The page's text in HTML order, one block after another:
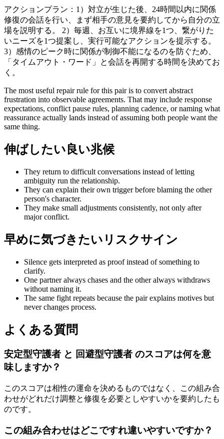
アクションプラン：1）対立が生じた後、24時間以内に関係
修復の会話を行い、まず相手の意見を要約してから自分の立
場を説明する。 2）毎週、お互いに境界線を1つ、繋がりた
いニーズを1つ提案し、実行可能なアクションを提示する。
3）感情のピーク時に関係が制御不能になるのを防ぐため、
「タイムアウト・ワード」と会話を再開する時間を決めてお
く。
The most useful repair rule for this pair is to convert abstract
frustration into observable agreements. That may include response
expectations, conflict pause rules, planning cadence, or naming what
reassurance actually lands instead of assuming both people want the
same thing.
伸ばしたい良い兆候
They return to difficult conversations instead of letting
ambiguity run the relationship.
They can explain their own trigger before blaming the other
person's character.
They make small adjustments consistently, not only after
major conflict.
早めに気づきたいリスクサイン
Silence gets interpreted as proof instead of something to
clarify.
One partner always chases and the other always withdraws
without naming it.
The same fight repeats because the pair explains motives but
never changes process.
よくある質問
安定型守護者 と 回避型守護者 のスコアは何を意
味しますか？
このスコアは相性の運命を決めるものではなく、この組み合
わせがどれだけ調整と修復を必要としやすいかを要約したも
のです。
この組み合わせはどこですれ違いやすいですか？